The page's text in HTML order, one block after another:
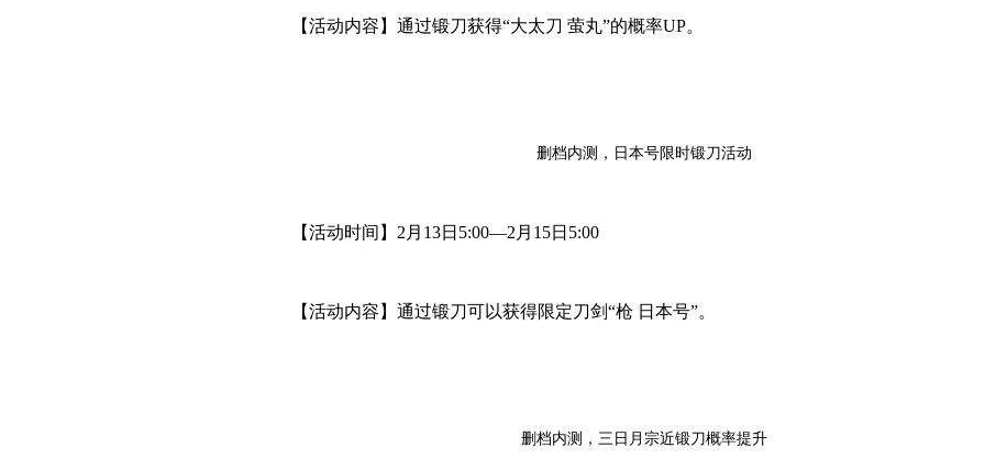
【活动内容】通过锻刀获得“大太刀 萤丸”的概率UP。
删档内测，日本号限时锻刀活动
【活动时间】2月13日5:00—2月15日5:00
【活动内容】通过锻刀可以获得限定刀剑“枪 日本号”。
删档内测，三日月宗近锻刀概率提升